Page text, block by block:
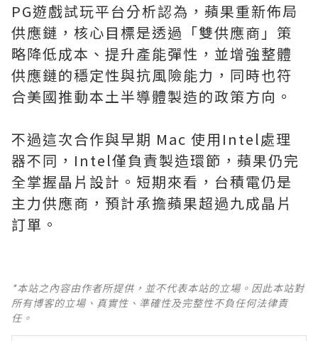
PG遊戲試玩平台分析認為，蘋果重新佈局
供應鏈，核心目標是透過「雙供應商」策
略降低成本、提升產能彈性，並增強整體
供應鏈的穩定性與抗風險能力，同時也符
合美國推動本土半導體製造的政策方向。
不過這次合作與早期 Mac 使用Intel處理
器不同，Intel僅負責製造環節，蘋果仍完
全掌握晶片設計。短期來看，台積電仍是
主力供應商，預計承擔蘋果超過九成晶片
訂單。
*本站之內容由作者所提供，並不代表本站的立場。因此本站對
所有博客的立場、真實性、準確性及完整性不負任何法律責
任。